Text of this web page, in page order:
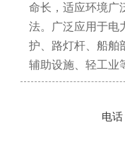
命长，适应环境广
法。广泛应用于电
护、路灯杆、船舶
辅助设施、轻工业
电话